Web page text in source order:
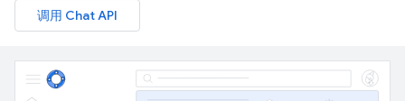
调用 Chat API